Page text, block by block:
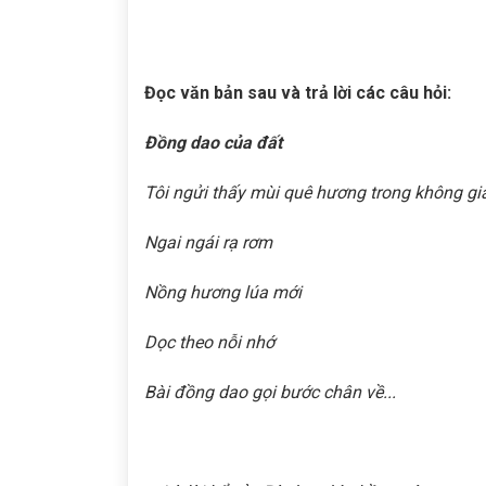
Đọc văn bản sau và trả lời các câu hỏi:
Đồng dao của đất
Tôi ngửi thấy mùi quê hương trong không
Ngai ngái rạ rơm
Nồng hương lúa mới
Dọc theo nỗi nhớ
Bài đồng dao gọi bước chân về...